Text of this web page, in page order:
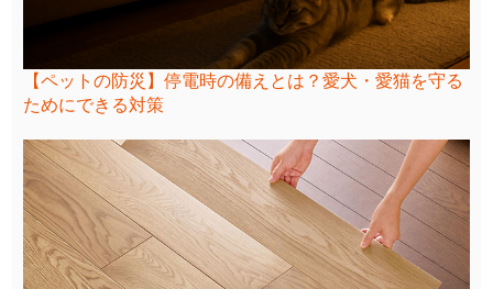
【ペットの防災】停電時の備えとは？愛犬・愛猫を守る
ためにできる対策